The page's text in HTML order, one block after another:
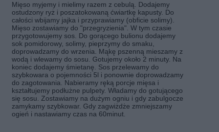
Mięso myjemy i mielimy razem z cebulą. Dodajemy
ostudzony ryż i poszatokowaną ćwiartkę kapusty. Do
całości wbijamy jajka i przyprawiamy (obficie solimy).
Mięso zostawiamy do "przegryzienia". W tym czasie
przygotowujemy sos. Do gorącego bulionu dodajemy
sok pomidorowy, solimy, pieprzymy do smaku,
doprowadzamy do wrzenia. Mąkę pszenną mieszamy z
wodą i wlewamy do sosu. Gotujemy około 2 minuty. Na
koniec dodajemy śmietanę. Sos przelewamy do
szybkowara o pojemności 5l i ponownie doprowadzamy
do zagotowania. Nabieramy ręką porcje mięsa i
kształtujemy podłużne pulpety. Władamy do gotującego
się sosu. Zostawiamy na dużym ogniu i gdy zabulgocze
zamykamy szybkowar. Gdy zagwiżdże zmniejszamy
ogień i nastawiamy czas na 60minut.